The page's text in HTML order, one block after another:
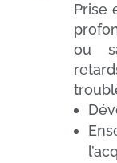
Prise
ou